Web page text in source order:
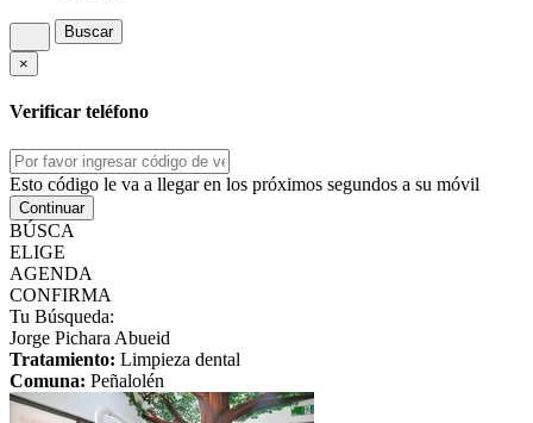
Buscar
×
Verificar teléfono
Esto código le va a llegar en los próximos segundos a su móvil
Continuar
BÚSCA
ELIGE
AGENDA
CONFIRMA
Tu Búsqueda:
Jorge Pichara Abueid
Tratamiento: Limpieza dental
Comuna: Peñalolén